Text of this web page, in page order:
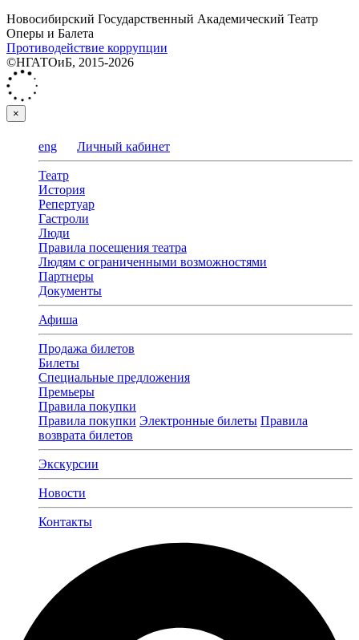
Новосибирский Государственный Академический Театр
Оперы и Балета
Противодействие коррупции
©НГАТОиБ, 2015-2026
×
eng Личный кабинет
Театр
История
Репертуар
Гастроли
Люди
Правила посещения театра
Людям с ограниченными возможностями
Партнеры
Документы
Афиша
Продажа билетов
Билеты
Специальные предложения
Премьеры
Правила покупки
Правила покупки Электронные билеты Правила
возврата билетов
Экскурсии
Новости
Контакты